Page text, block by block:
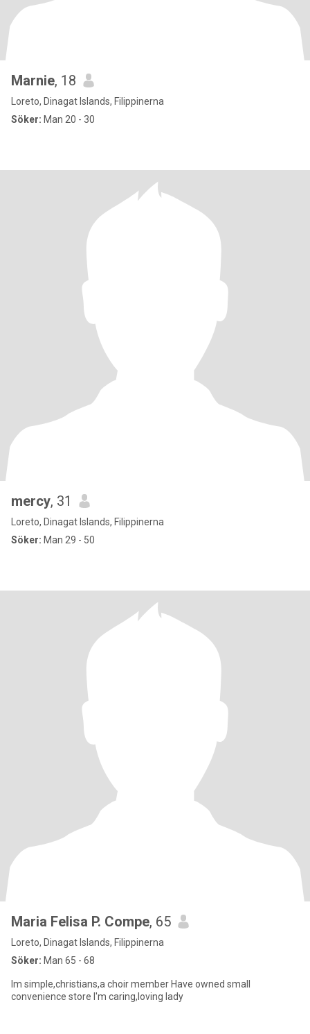
Marnie, 18
Loreto, Dinagat Islands, Filippinerna
Söker: Man 20 - 30
mercy, 31
Loreto, Dinagat Islands, Filippinerna
Söker: Man 29 - 50
Maria Felisa P. Compe, 65
Loreto, Dinagat Islands, Filippinerna
Söker: Man 65 - 68
Im simple,christians,a choir member Have owned small
convenience store I'm caring,loving lady